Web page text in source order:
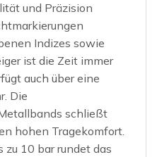
und Präzision
Indizes sowie
ist die Zeit immer
auch über eine
Die
schließt
hohen Tragekomfort.
10 bar rundet das